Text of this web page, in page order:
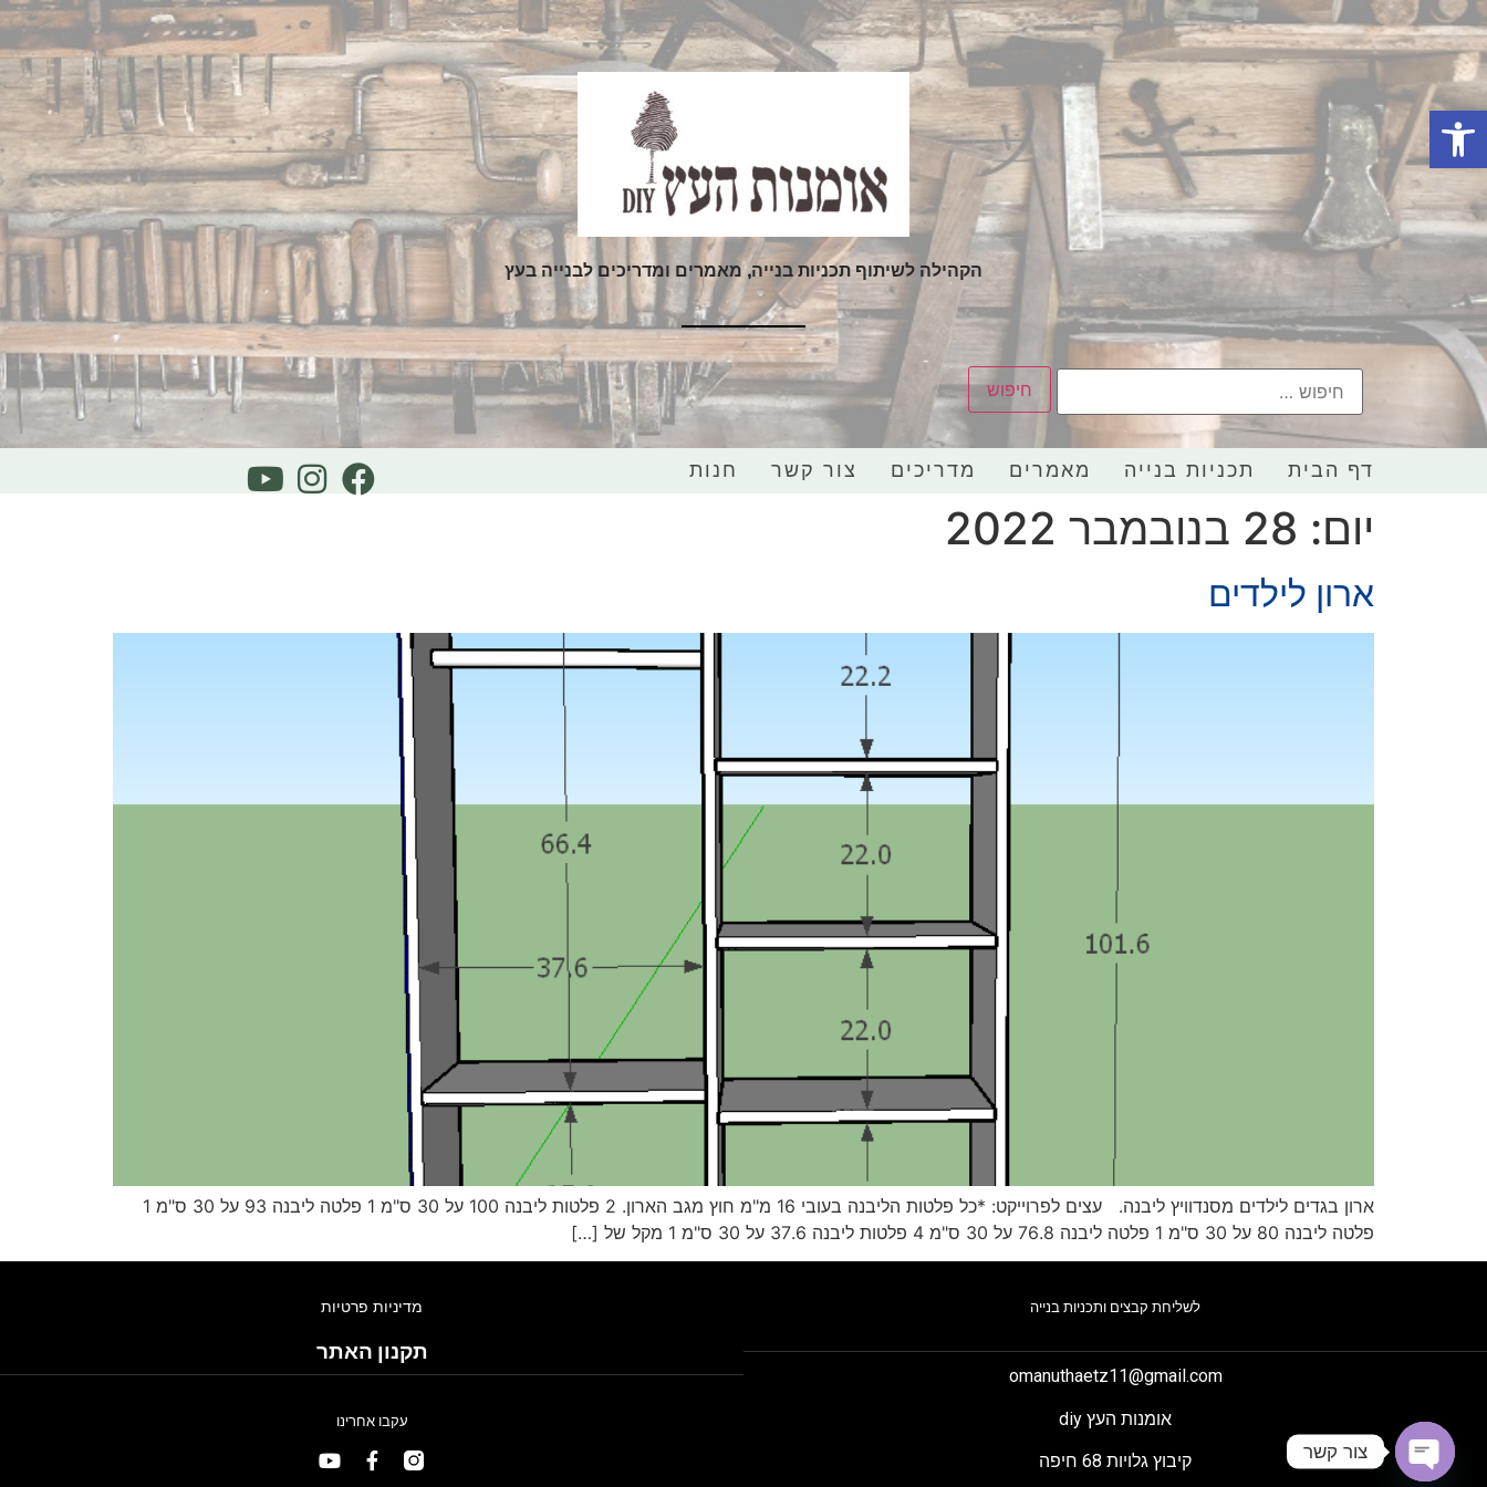
פתח סרגל נגישות
הקהילה לשיתוף תכניות בנייה, מאמרים ומדריכים לבנייה בעץ
דף הבית תכניות בנייה מאמרים מדריכים צור קשר חנות
יום: 28 בנובמבר 2022
ארון לילדים
ארון בגדים לילדים מסנדוויץ ליבנה. עצים לפרוייקט: *כל פלטות הליבנה בעובי 16 מ"מ חוץ מגב הארון. 2 פלטות ליבנה 100 על 30 ס"מ 1 פלטה ליבנה 93 על 30 ס"מ 1
פלטה ליבנה 80 על 30 ס"מ 1 פלטה ליבנה 76.8 על 30 ס"מ 4 פלטות ליבנה 37.6 על 30 ס"מ 1 מקל של […]
לשליחת קבצים ותכניות בנייה
omanuthaetz11@gmail.com
אומנות העץ diy
קיבוץ גלויות 68 חיפה
מדיניות פרטיות
תקנון האתר
עקבו אחרינו
צור קשר